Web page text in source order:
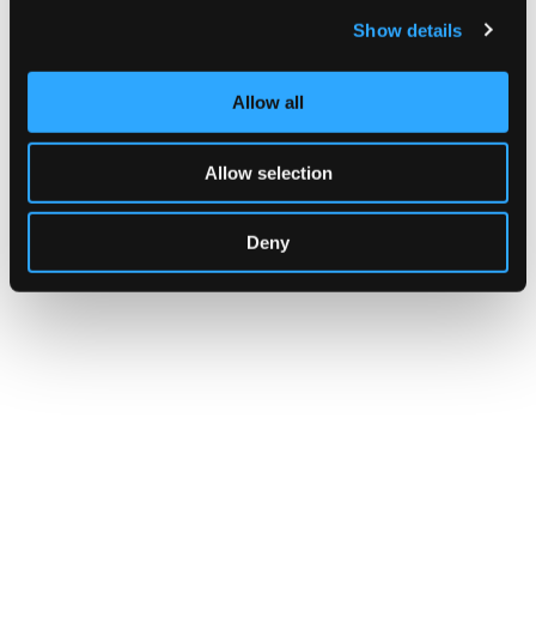
Show details
Allow all
Allow selection
Deny
è diventato in questi anni un punto di riferimento per laboratori d'arte
serbatorio d'acqua e l'acquedotto, ne sono i protagonisti, insieme ai
bambini e ai loro disegni.
via San Quirico, 50, Guamo, Lucca
Telefono:3348260540
https://camoncircutiooff.com/